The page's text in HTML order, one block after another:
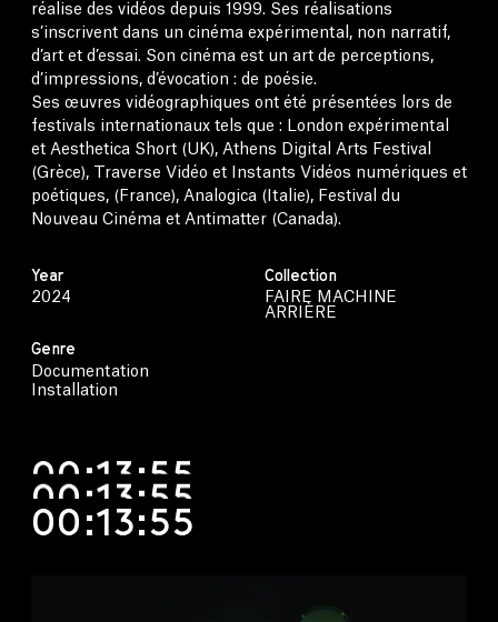
réalise des vidéos depuis 1999. Ses réalisations
s’inscrivent dans un cinéma expérimental, non narratif,
d’art et d’essai. Son cinéma est un art de perceptions,
d’impressions, d’évocation : de poésie.
Ses œuvres vidéographiques ont été présentées lors de
festivals internationaux tels que : London expérimental
et Aesthetica Short (UK), Athens Digital Arts Festival
(Grèce), Traverse Vidéo et Instants Vidéos numériques et
poétiques, (France), Analogica (Italie), Festival du
Nouveau Cinéma et Antimatter (Canada).
Year
2024
Genre
Documentation
Installation
Collection
FAIRE MACHINE
ARRIÈRE
00:13:55
00:13:55
00:13:55